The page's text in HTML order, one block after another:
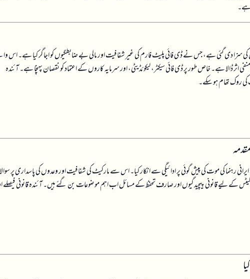
ہے۔
فنڈز ضائع کرنے پر جیل کی سزا دی گئی ہے، جس نے ڈی فائی پلیٹ فارم کی غیر شفافیت اور مالی بے ضابطگیوں کو اجاگر کیا ہے۔ اس
اثر ڈالا ہے۔ خاص طور پر ڈی فائی سیکٹر، لیکوئڈیٹی، اور سرمایہ کاروں کے اعتماد کو نقصان پہنچا ہے۔ آئندہ
کی روک تھام ہو سکے۔
رہنما کی موت کی پیش گوئی پر ادائیگی سے انکار کیا۔ اس سے مارکیٹ کی شفافیت اور وعدوں کی پاسداری پر
کے لیے قانونی پیچیدگیوں اور صارف تحفظ کے مسائل اب اہم موضوعات بن گئے ہیں۔ آئندہ قانونی فیصلے